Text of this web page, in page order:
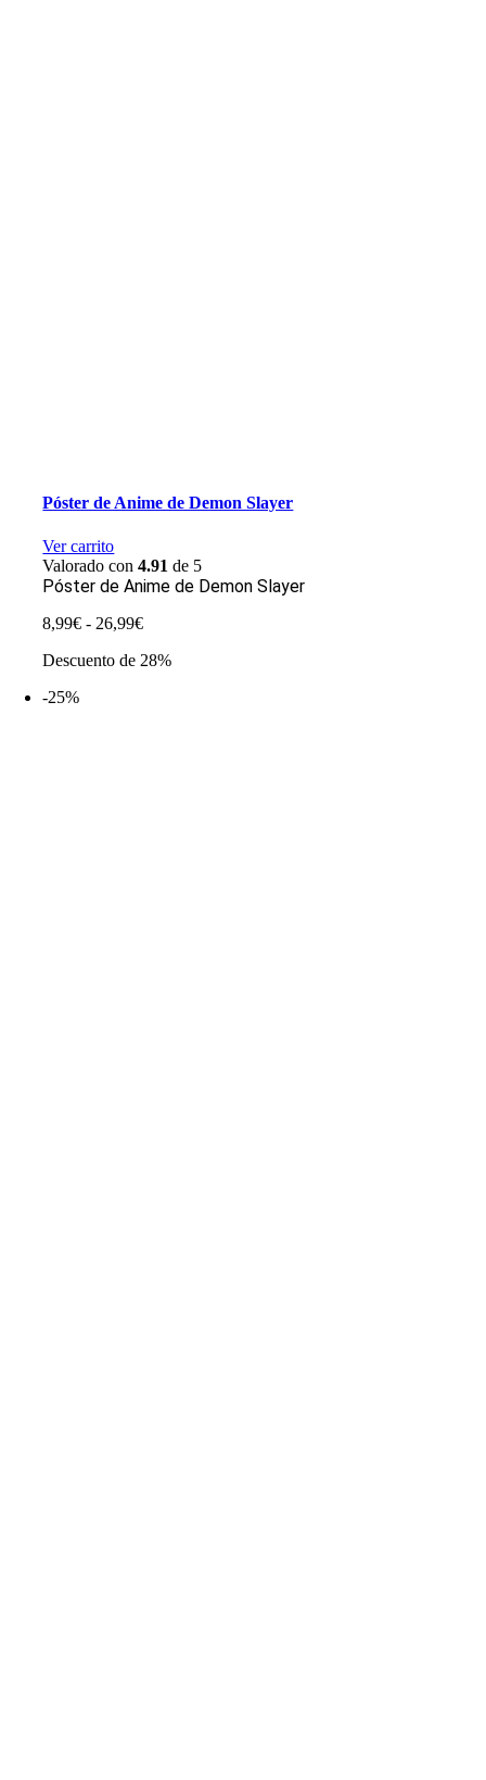
Póster de Anime de Demon Slayer
Ver carrito
Valorado con4.91 de 5
Póster de Anime de Demon Slayer
8,99€ - 26,99€Rango
precios:
Descuento de 28%
-25%